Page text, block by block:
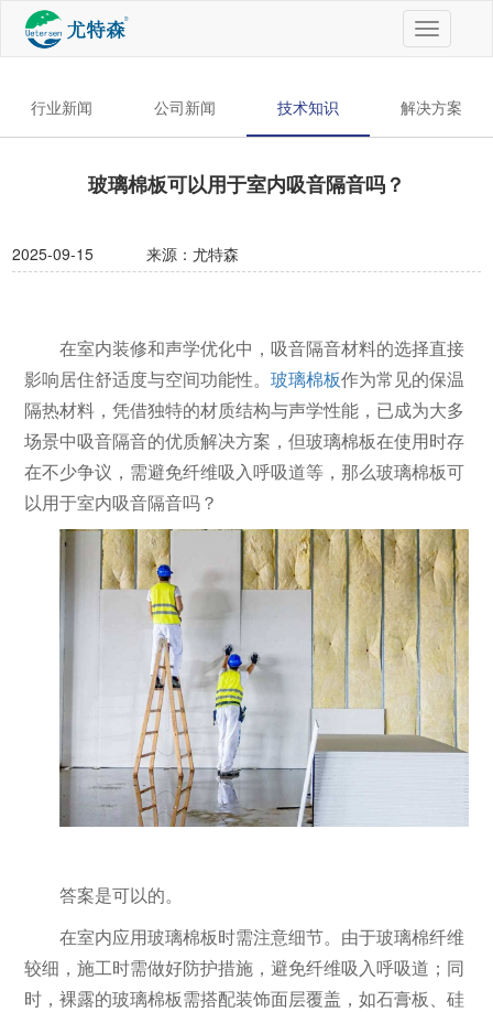
切
换
航
行业新闻 公司新闻 技术知识 解决方案
玻璃棉板可以用于室内吸音隔音吗？
2025-09-15 来源：尤特森
在室内装修和声学优化中，吸音隔音材料的选择直接
影响居住舒适度与空间功能性。 玻璃棉板作为常见的保温
隔热材料，凭借独特的材质结构与声学性能，已成为大多
场景中吸音隔音的优质解决方案，但玻璃棉板在使用时存
在不少争议，需避免纤维吸入呼吸道等，那么玻璃棉板可
以用于室内吸音隔音吗？
答案是可以的。
在室内应用玻璃棉板时需注意细节。由于玻璃棉纤维
较细，施工时需做好防护措施，避免纤维吸入呼吸道；同
时，裸露的玻璃棉板需搭配装饰面层覆盖，如石膏板、硅